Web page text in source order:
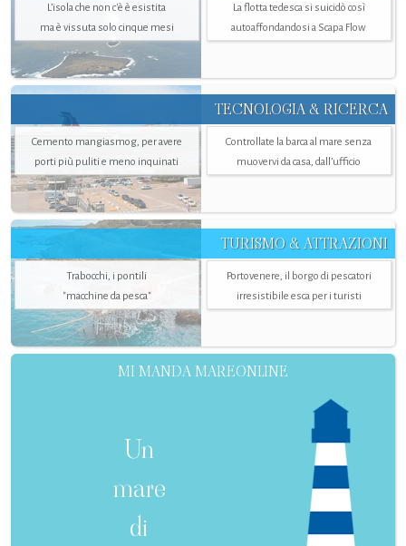
L’isola che non c'è è esistita
ma è vissuta solo cinque mesi
La flotta tedesca si suicidò così
autoaffondandosi a Scapa Flow
TECNOLOGIA & RICERCA
Cemento mangiasmog, per avere
porti più puliti e meno inquinati
Controllate la barca al mare senza
muovervi da casa, dall’ufficio
TURISMO & ATTRAZIONI
Trabocchi, i pontili
"macchine da pesca"
Portovenere, il borgo di pescatori
irresistibile esca per i turisti
MI MANDA MAREONLINE
Un
mare
di